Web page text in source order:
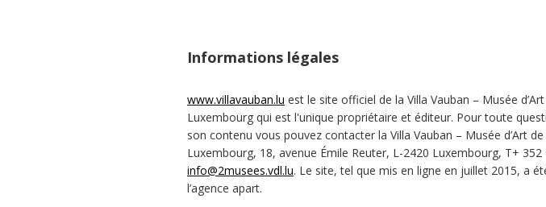
Informations légales
www.villavauban.lu est le site officiel de la Villa Vauban – Musée
Luxembourg qui est l'unique propriétaire et éditeur. Pour toute
son contenu vous pouvez contacter la Villa Vauban – Musée d’Art de
Luxembourg, 18, avenue Émile Reuter, L-2420 Luxembourg, T+ 352
info@2musees.vdl.lu. Le site, tel que mis en ligne en juillet 2015, a
l’agence apart.